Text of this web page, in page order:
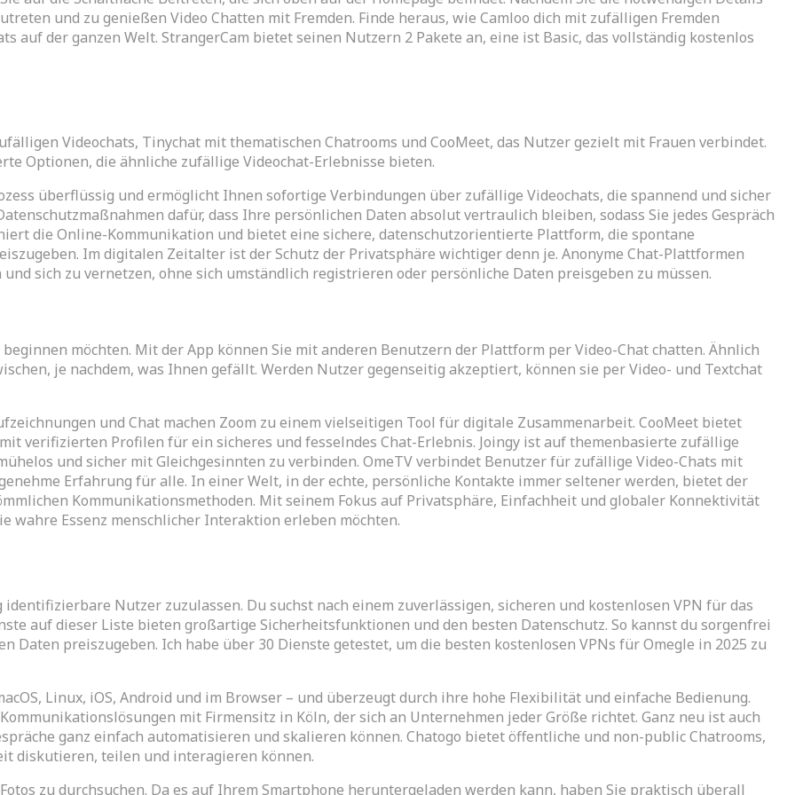
und zu genießen Video Chatten mit Fremden. Finde heraus, wie Camloo dich mit zufälligen Fremden
auf der ganzen Welt. StrangerCam bietet seinen Nutzern 2 Pakete an, eine ist Basic, das vollständig kostenlos
Videochats, Tinychat mit thematischen Chatrooms und CooMeet, das Nutzer gezielt mit Frauen verbindet.
Optionen, die ähnliche zufällige Videochat-Erlebnisse bieten.
überflüssig und ermöglicht Ihnen sofortige Verbindungen über zufällige Videochats, die spannend und sicher
dafür, dass Ihre persönlichen Daten absolut vertraulich bleiben, sodass Sie jedes Gespräch
die Online-Kommunikation und bietet eine sichere, datenschutzorientierte Plattform, die spontane
Im digitalen Zeitalter ist der Schutz der Privatsphäre wichtiger denn je. Anonyme Chat-Plattformen
sich zu vernetzen, ohne sich umständlich registrieren oder persönliche Daten preisgeben zu müssen.
möchten. Mit der App können Sie mit anderen Benutzern der Plattform per Video-Chat chatten. Ähnlich
je nachdem, was Ihnen gefällt. Werden Nutzer gegenseitig akzeptiert, können sie per Video- und Textchat
und Chat machen Zoom zu einem vielseitigen Tool für digitale Zusammenarbeit. CooMeet bietet
verifizierten Profilen für ein sicheres und fesselndes Chat-Erlebnis. Joingy ist auf themenbasierte zufällige
und sicher mit Gleichgesinnten zu verbinden. OmeTV verbindet Benutzer für zufällige Video-Chats mit
Erfahrung für alle. In einer Welt, in der echte, persönliche Kontakte immer seltener werden, bietet der
Kommunikationsmethoden. Mit seinem Fokus auf Privatsphäre, Einfachheit und globaler Konnektivität
wahre Essenz menschlicher Interaktion erleben möchten.
Nutzer zuzulassen. Du suchst nach einem zuverlässigen, sicheren und kostenlosen VPN für das
auf dieser Liste bieten großartige Sicherheitsfunktionen und den besten Datenschutz. So kannst du sorgenfrei
Daten preiszugeben. Ich habe über 30 Dienste getestet, um die besten kostenlosen VPNs für Omegle in 2025 zu
Linux, iOS, Android und im Browser – und überzeugt durch ihre hohe Flexibilität und einfache Bedienung.
mit Firmensitz in Köln, der sich an Unternehmen jeder Größe richtet. Ganz neu ist auch
ganz einfach automatisieren und skalieren können. Chatogo bietet öffentliche und non-public Chatrooms,
diskutieren, teilen und interagieren können.
zu durchsuchen. Da es auf Ihrem Smartphone heruntergeladen werden kann, haben Sie praktisch überall